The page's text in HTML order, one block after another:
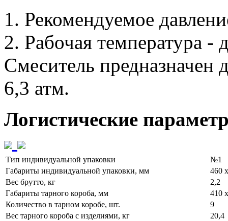
1. Рекомендуемое
2. Рабочая температура -
Смеситель предназначен
6,3 атм.
Логистические
Тип индивидуальной упаковки
№1
Габариты индивидуальной упаковки, мм
460
Вес брутто, кг
2,2
Габариты тарного короба, мм
410
Количество в тарном коробе, шт.
9
Вес тарного короба с изделиями, кг
20,4